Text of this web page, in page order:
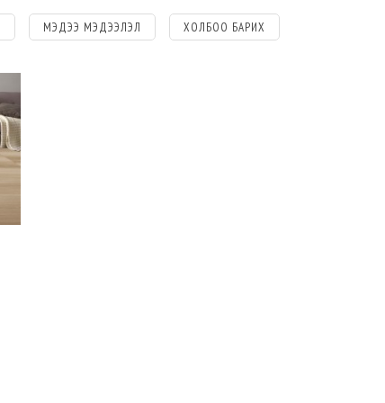
МЭДЭЭ МЭДЭЭЛЭЛ ХОЛБОО БАРИХ